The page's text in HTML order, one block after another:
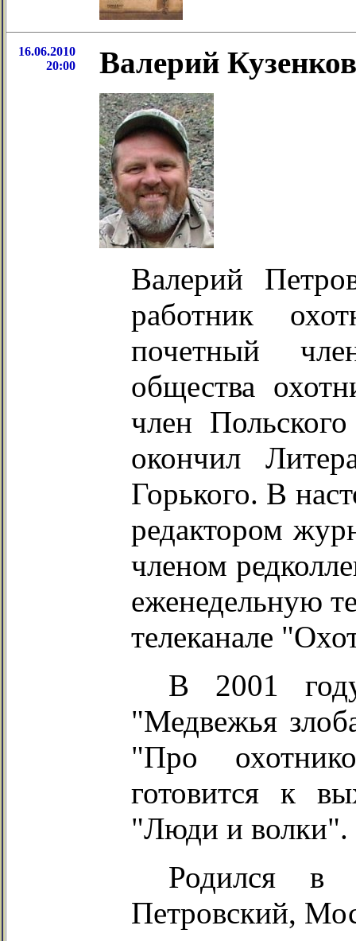
16.06.2010
20:00
Валерий
Валерий
работник
почетный
общества
член
окончил
Горького. В
редактором
членом
еженедельную
телеканале
В 2001
"Медвежья
"Про
готовится к
"Люди и волки".
Родился
Петровский,